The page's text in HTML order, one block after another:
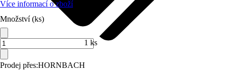
Prodej přes:HORNBACH
Více informací o zboží
Množství (ks)
1 ks